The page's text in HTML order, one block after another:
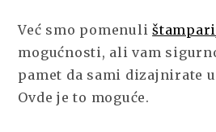
Već smo pomenuli
mogućnosti, ali vam
pamet da sami dizajnirate
Ovde je to moguće.